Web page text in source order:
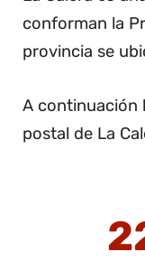
conforman la
provincia se
A continuación
postal de La